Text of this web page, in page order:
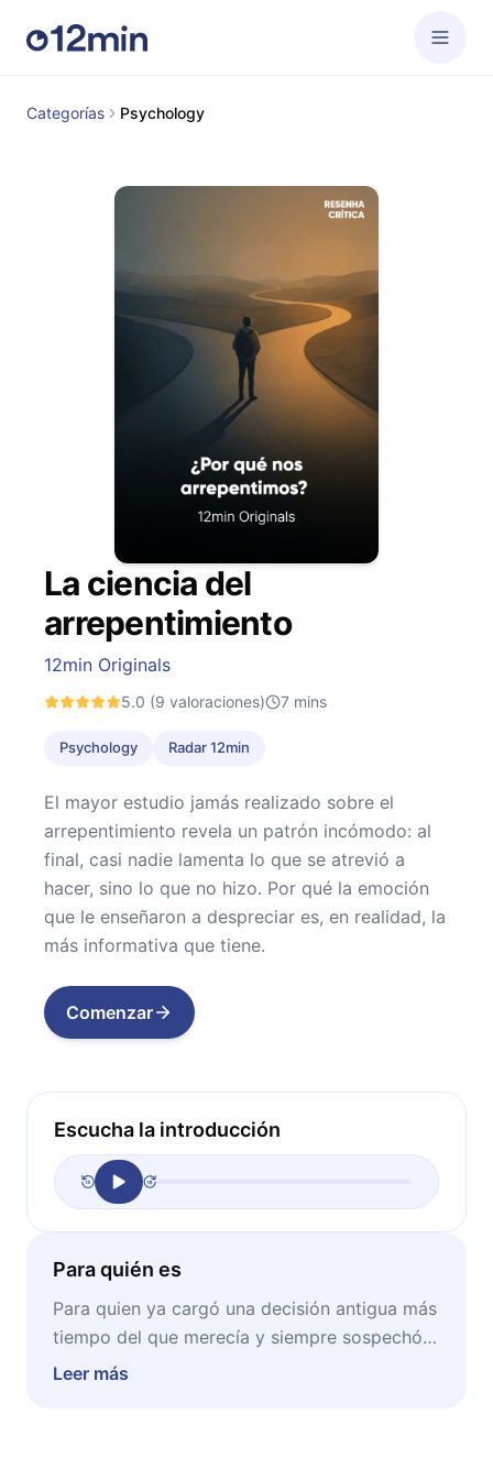
Categorías Psychology
La ciencia del
arrepentimiento
12min Originals
5.0 (9 valoraciones) 7 mins
Psychology Radar 12min
El mayor estudio jamás realizado sobre el
arrepentimiento revela un patrón incómodo: al
final, casi nadie lamenta lo que se atrevió a
hacer, sino lo que no hizo. Por qué la emoción
que le enseñaron a despreciar es, en realidad, la
más informativa que tiene.
Comenzar
Escucha la introducción
Para quién es
Para quien ya cargó una decisión antigua más
tiempo del que merecía y siempre sospechó
que "no regrets" sonaba demasiado bonito
Leer más